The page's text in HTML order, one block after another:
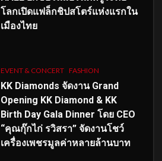
โลกเปิดแฟล็กชิปสโตร์แห่งแรกใน
เมืองไทย
EVENT & CONCERT FASHION
KK Diamonds จัดงาน Grand
Opening KK Diamond & KK
Birth Day Gala Dinner โดย CEO
“คุณกุ๊กไก่ รวิสรา” จัดงานโชว์
เครื่องเพชรมูลค่าหลายล้านบาท